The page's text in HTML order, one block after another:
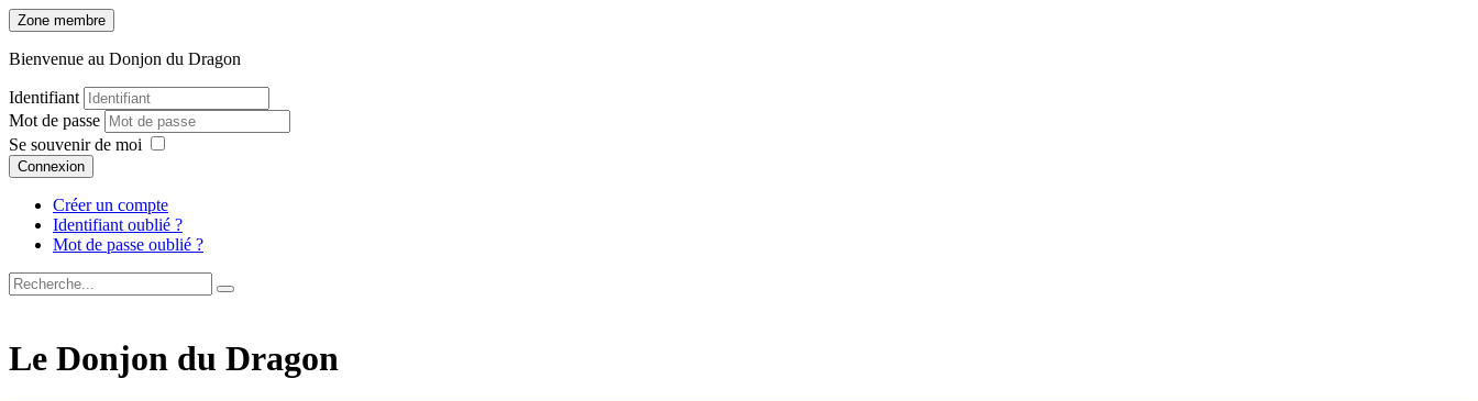
Zone membre
Bienvenue au Donjon du Dragon
Identifiant
Mot de passe
Se souvenir de moi
Connexion
Créer un compte
Identifiant oublié ?
Mot de passe oublié ?
Le Donjon du Dragon